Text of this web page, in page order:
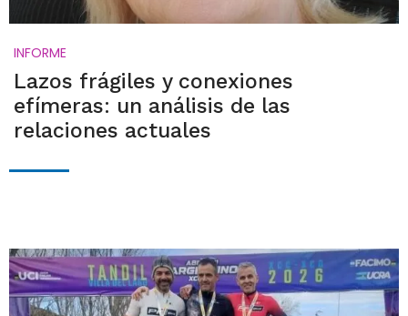
INFORME
Lazos frágiles y conexiones
efímeras: un análisis de las
relaciones actuales